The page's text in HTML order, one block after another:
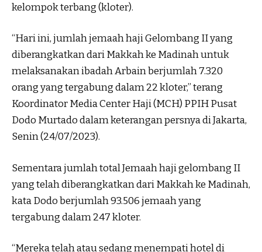
kelompok terbang (kloter).
“Hari ini, jumlah jemaah haji Gelombang II yang
diberangkatkan dari Makkah ke Madinah untuk
melaksanakan ibadah Arbain berjumlah 7.320
orang yang tergabung dalam 22 kloter,” terang
Koordinator Media Center Haji (MCH) PPIH Pusat
Dodo Murtado dalam keterangan persnya di Jakarta,
Senin (24/07/2023).
Sementara jumlah total Jemaah haji gelombang II
yang telah diberangkatkan dari Makkah ke Madinah,
kata Dodo berjumlah 93.506 jemaah yang
tergabung dalam 247 kloter.
“Mereka telah atau sedang menempati hotel di